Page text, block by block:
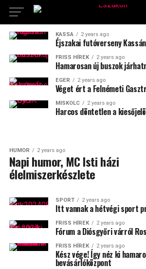
KASSA 2 years ago
Éjszakai futóverseny Kassán
FRISS HÍREK 2 years ago
Hamarosan új buszok
EGER 2 years ago
Véget ért a Felnémeti
MISKOLC 2 years ago
Harcos döntetlen a
HUMOR 2 years ago
Napi humor, MC Isti házi
élelmiszerkészlete
SPORT 2 years ago
Itt vannak a hétvégi sport
FRISS HÍREK 2 years ago
Fórum a Diósgyőri várról
FRISS HÍREK 2 years ago
Kész vége! Így néz ki
bevásárlóközpont